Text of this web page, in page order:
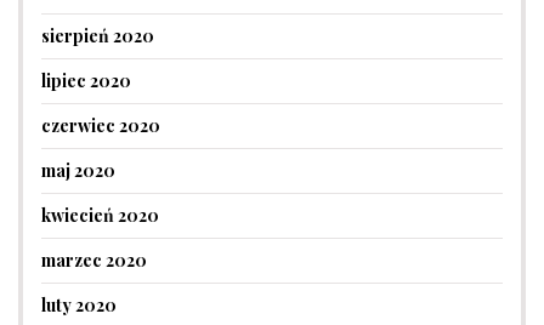
sierpień 2020
lipiec 2020
czerwiec 2020
maj 2020
kwiecień 2020
marzec 2020
luty 2020